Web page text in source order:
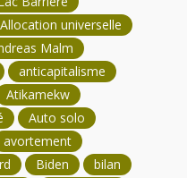
Allocation universelle
Malm
anticapitalisme
Atikamekw
Auto solo
avortement
Biden
bilan